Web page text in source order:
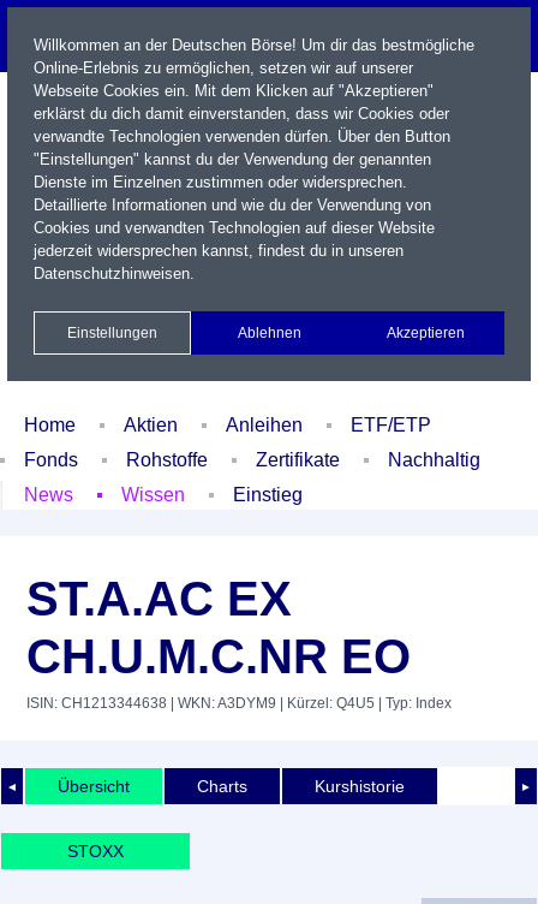
Name / WKN / ISIN / Kürzel
Xetra Realtime
Watchlist Portfolio Login
Home Aktien Anleihen
ETF/ETP
Fonds
Rohstoffe Zertifikate
Nachhaltig
News
Wissen Einstieg
ST.A.AC EX
CH.U.M.C.NR EO
ISIN: CH1213344638 | WKN: A3DYM9 | Kürzel: Q4U5 | Typ: Index
◄ ►
Übersicht Charts Kurshistorie
STOXX
Willkommen an der Deutschen Börse! Um dir das bestmögliche
Online-Erlebnis zu ermöglichen, setzen wir auf unserer
Webseite Cookies ein. Mit dem Klicken auf "Akzeptieren"
erklärst du dich damit einverstanden, dass wir Cookies oder
verwandte Technologien verwenden dürfen. Über den Button
"Einstellungen" kannst du der Verwendung der genannten
Dienste im Einzelnen zustimmen oder widersprechen.
Detaillierte Informationen und wie du der Verwendung von
Cookies und verwandten Technologien auf dieser Website
jederzeit widersprechen kannst, findest du in unseren
Datenschutzhinweisen.
Einstellungen Ablehnen Akzeptieren